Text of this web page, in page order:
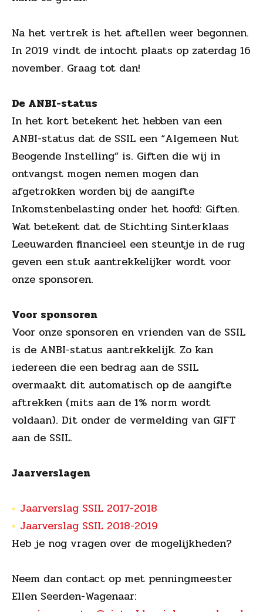
Na het vertrek is het aftellen weer begonnen.
In 2019 vindt de intocht plaats op zaterdag 16
november. Graag tot dan!
De ANBI-status
In het kort betekent het hebben van een
ANBI-status dat de SSIL een “Algemeen Nut
Beogende Instelling” is. Giften die wij in
ontvangst mogen nemen mogen dan
afgetrokken worden bij de aangifte
Inkomstenbelasting onder het hoofd: Giften.
Wat betekent dat de Stichting Sinterklaas
Leeuwarden financieel een steuntje in de rug
geven een stuk aantrekkelijker wordt voor
onze sponsoren.
Voor sponsoren
Voor onze sponsoren en vrienden van de SSIL
is de ANBI-status aantrekkelijk. Zo kan
iedereen die een bedrag aan de SSIL
overmaakt dit automatisch op de aangifte
aftrekken (mits aan de 1% norm wordt
voldaan). Dit onder de vermelding van GIFT
aan de SSIL.
Jaarverslagen
Jaarverslag SSIL 2017-2018
Jaarverslag SSIL 2018-2019
Heb je nog vragen over de mogelijkheden?
Neem dan contact op met penningmeester
Ellen Seerden-Wagenaar: